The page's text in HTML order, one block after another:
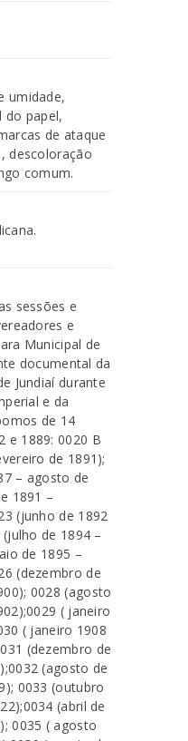
umidade,
do papel,
de ataque
descoloração
comum.
sessões e
e
Municipal de
documental da
Jundiaí durante
e da
de 14
e 1889: 0020 B
de 1891);
– agosto de
1891 –
(junho de 1892
de 1894 –
de 1895 –
(dezembro de
0028 (agosto
( janeiro
( janeiro 1908
(dezembro de
(agosto de
0033 (outubro
(abril de
0035 ( agosto